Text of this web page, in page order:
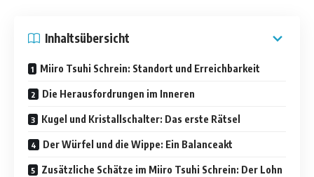
Inhaltsübersicht
Miiro Tsuhi Schrein: Standort und Erreichbarkeit
Die Herausfordrungen im Inneren
Kugel und Kristallschalter: Das erste Rätsel
Der Würfel und die Wippe: Ein Balanceakt
Zusätzliche Schätze im Miiro Tsuhi Schrein: Der Lohn